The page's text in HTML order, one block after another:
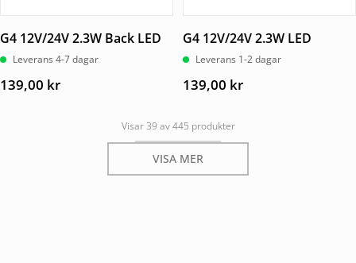
G4 12V/24V 2.3W Back LED
Leverans 4-7 dagar
139,00 kr
G4 12V/24V 2.3W LED
Leverans 1-2 dagar
139,00 kr
Visar 39 av 445 produkter
VISA MER